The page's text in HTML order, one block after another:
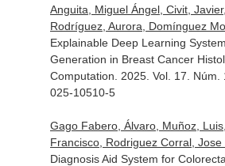
Anguita, Miguel Ángel, Civit,
Rodríguez, Aurora, Domínguez
Explainable Deep Learning
Generation in Breast Cancer
Computation . 2025. Vol. 17.
025-10510-5
Gago Fabero, Álvaro, Muñoz,
Francisco, Rodriguez Corral,
Diagnosis Aid System for